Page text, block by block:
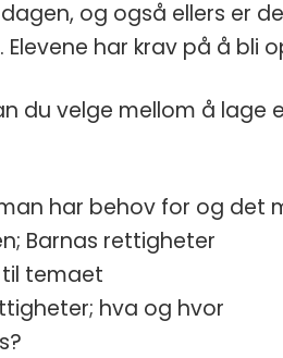
og også ellers er
har krav på å bli
du velge mellom å lage
har behov for og det
Barnas rettigheter
temaet
hva og hvor